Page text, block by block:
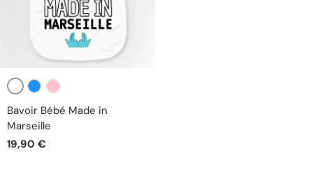
Blanc
Bavoir Bébé Made in
Marseille
19,90 €